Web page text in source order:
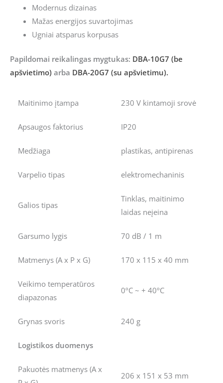
Modernus dizainas
Mažas energijos suvartojimas
Ugniai atsparus korpusas
Papildomai reikalingas mygtukas: DBA-10G7 (be
apšvietimo) arba DBA-20G7 (su apšvietimu).
Maitinimo įtampa 230 V kintamoji srovė
Apsaugos faktorius IP20
Medžiaga plastikas, antipirenas
Varpelio tipas elektromechaninis
Galios tipas
Tinklas, maitinimo
laidas neįeina
Garsumo lygis 70 dB / 1 m
Matmenys (A x P x G) 170 x 115 x 40 mm
Veikimo temperatūros
diapazonas
0ºC ~ + 40ºC
Grynas svoris 240 g
Logistikos duomenys
Pakuotės matmenys (A x
206 x 151 x 53 mm